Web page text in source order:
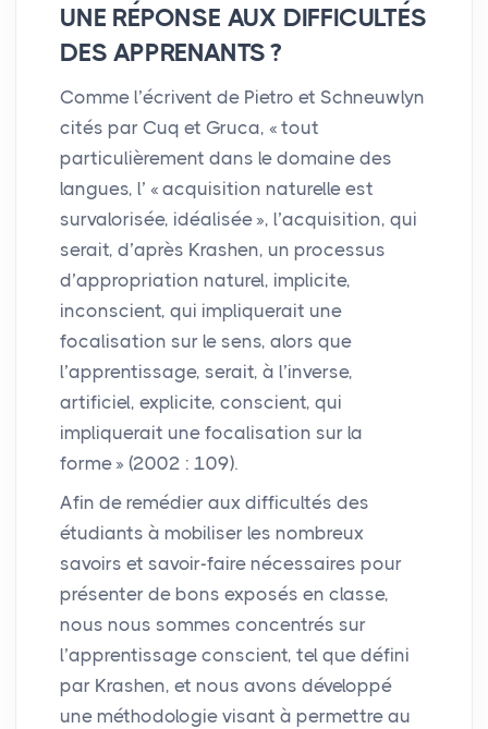
UNE RÉPONSE AUX DIFFICULTÉS
DES APPRENANTS?
Comme l’écrivent de Pietro et Schneuwlyn
cités par Cuq et Gruca, « tout
particulièrement dans le domaine des
langues, l’ « acquisition naturelle est
survalorisée, idéalisée », l’acquisition, qui
serait, d’après Krashen, un processus
d’appropriation naturel, implicite,
inconscient, qui impliquerait une
focalisation sur le sens, alors que
l’apprentissage, serait, à l’inverse,
artificiel, explicite, conscient, qui
impliquerait une focalisation sur la
forme » (2002 : 109).
Afin de remédier aux difficultés des
étudiants à mobiliser les nombreux
savoirs et savoir-faire nécessaires pour
présenter de bons exposés en classe,
nous nous sommes concentrés sur
l’apprentissage conscient, tel que défini
par Krashen, et nous avons développé
une méthodologie visant à permettre au